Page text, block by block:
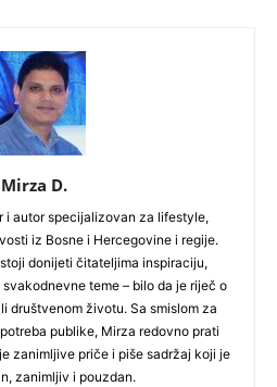
Mirza D.
i autor specijalizovan za lifestyle,
iz Bosne i Hercegovine i regije.
donijeti čitateljima inspiraciju,
teme – bilo da je riječ o
društvenom životu. Sa smislom za
publike, Mirza redovno prati
zanimljive priče i piše sadržaj koji je
zanimljiv i pouzdan.